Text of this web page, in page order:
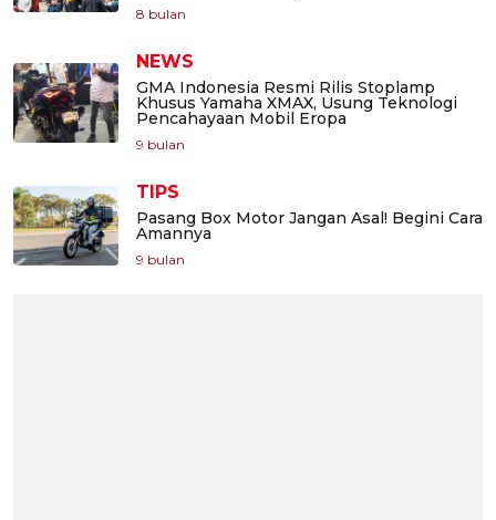
8 bulan
NEWS
GMA Indonesia Resmi Rilis Stoplamp
Khusus Yamaha XMAX, Usung Teknologi
Pencahayaan Mobil Eropa
9 bulan
TIPS
Pasang Box Motor Jangan Asal! Begini Cara
Amannya
9 bulan